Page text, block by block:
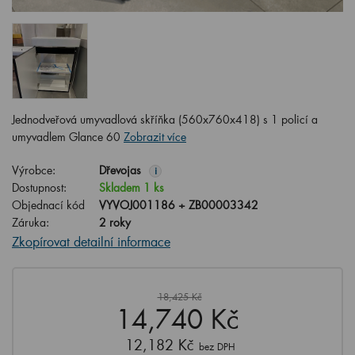
Jednodveřová umyvadlová skříňka (560x760x418) s 1 policí a
umyvadlem Glance 60 Zobrazit více
Výrobce: Dřevojas i
Dostupnost:
Skladem 1 ks
Objednací kód
VYVOJ001186 + ZB00003342
Záruka:
2 roky
Zkopírovat detailní informace
18,425 Kč
14,740 Kč
12,182 Kč bez DPH